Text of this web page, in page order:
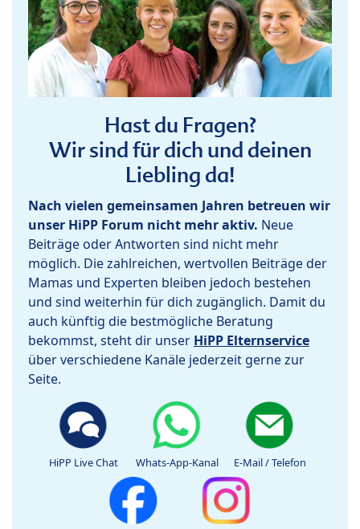
Hast du Fragen?
Wir sind für dich und deinen
Liebling da!
Nach vielen gemeinsamen Jahren betreuen wir
unser HiPP Forum nicht mehr aktiv. Neue
Beiträge oder Antworten sind nicht mehr
möglich. Die zahlreichen, wertvollen Beiträge der
Mamas und Experten bleiben jedoch bestehen
und sind weiterhin für dich zugänglich. Damit du
auch künftig die bestmögliche Beratung
bekommst, steht dir unser HiPP Elternservice
über verschiedene Kanäle jederzeit gerne zur
Seite.
HiPP Live Chat Whats-App-Kanal E-Mail / Telefon